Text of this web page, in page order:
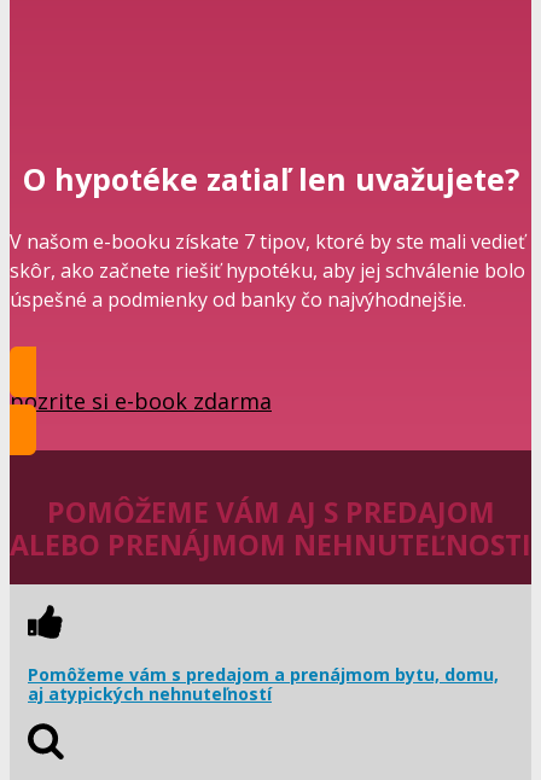
O hypotéke zatiaľ len uvažujete?
V našom e-booku získate 7 tipov, ktoré by ste mali vedieť
skôr, ako začnete riešiť hypotéku, aby jej schválenie bolo
úspešné a podmienky od banky čo najvýhodnejšie.
pozrite si e-book zdarma
POMÔŽEME VÁM AJ S PREDAJOM
ALEBO PRENÁJMOM NEHNUTEĽNOSTI
Pomôžeme vám s predajom a prenájmom bytu, domu,
aj atypických nehnuteľností